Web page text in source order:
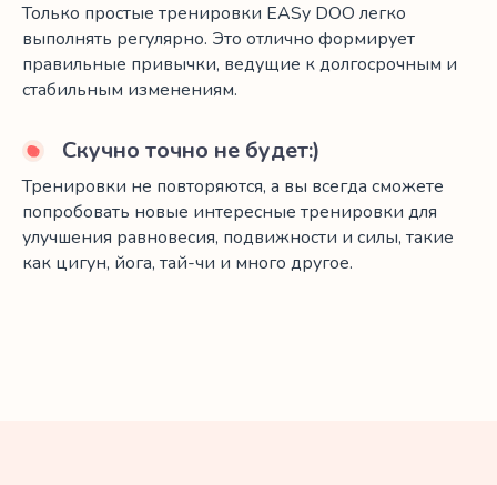
Только простые тренировки EASy DOO легко
выполнять регулярно. Это отлично формирует
правильные привычки, ведущие к долгосрочным и
стабильным изменениям.
Скучно точно не будет:)
Тренировки не повторяются, а вы всегда сможете
попробовать новые интересные тренировки для
улучшения равновесия, подвижности и силы, такие
как цигун, йога, тай-чи и много другое.